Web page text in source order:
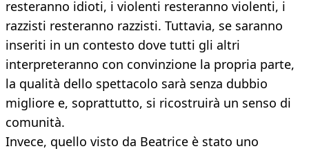
resteranno idioti, i violenti resteranno violenti, i
razzisti resteranno razzisti. Tuttavia, se saranno
inseriti in un contesto dove tutti gli altri
interpreteranno con convinzione la propria parte,
la qualità dello spettacolo sarà senza dubbio
migliore e, soprattutto, si ricostruirà un senso di
comunità.
Invece, quello visto da Beatrice è stato uno